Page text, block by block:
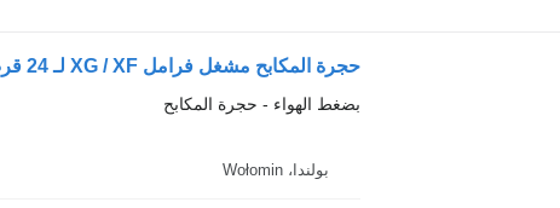
حجرة المكابح مشغل فرامل XG / XF لـ 24 قرص أمامي لـ الشاحنات DAF XG / XF
بضغط الهواء - حجرة المكابح
بولندا، Wołomin